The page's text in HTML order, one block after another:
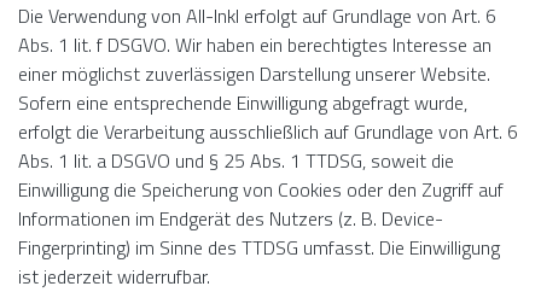
Die Verwendung von All-Inkl erfolgt auf Grundlage von Art. 6
Abs. 1 lit. f DSGVO. Wir haben ein berechtigtes Interesse an
einer möglichst zuverlässigen Darstellung unserer Website.
Sofern eine entsprechende Einwilligung abgefragt wurde,
erfolgt die Verarbeitung ausschließlich auf Grundlage von Art. 6
Abs. 1 lit. a DSGVO und § 25 Abs. 1 TTDSG, soweit die
Einwilligung die Speicherung von Cookies oder den Zugriff auf
Informationen im Endgerät des Nutzers (z. B. Device-
Fingerprinting) im Sinne des TTDSG umfasst. Die Einwilligung
ist jederzeit widerrufbar.